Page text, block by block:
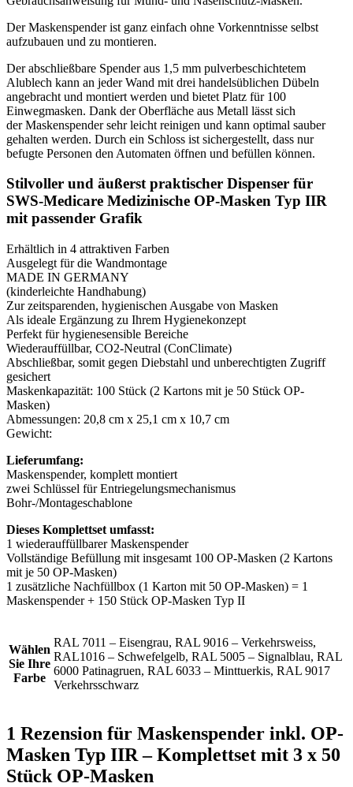
Der Maskenspender ist ganz einfach ohne Vorkenntnisse selbst
aufzubauen und zu montieren.
Der abschließbare Spender aus 1,5 mm pulverbeschichtetem
Alublech kann an jeder Wand mit drei handelsüblichen Dübeln
angebracht und montiert werden und bietet Platz für 100
Einwegmasken. Dank der Oberfläche aus Metall lässt sich
der Maskenspender sehr leicht reinigen und kann optimal sauber
gehalten werden. Durch ein Schloss ist sichergestellt, dass nur
befugte Personen den Automaten öffnen und befüllen können.
Stilvoller und äußerst praktischer Dispenser für
SWS-Medicare Medizinische OP-Masken Typ IIR
mit passender Grafik
Erhältlich in 4 attraktiven Farben
Ausgelegt für die Wandmontage
MADE IN GERMANY
(kinderleichte Handhabung)
Zur zeitsparenden, hygienischen Ausgabe von Masken
Als ideale Ergänzung zu Ihrem Hygienekonzept
Perfekt für hygienesensible Bereiche
Wiederauffüllbar, CO2-Neutral (ConClimate)
Abschließbar, somit gegen Diebstahl und unberechtigten Zugriff
gesichert
Maskenkapazität: 100 Stück (2 Kartons mit je 50 Stück OP-
Masken)
Abmessungen: 20,8 cm x 25,1 cm x 10,7 cm
Gewicht:
Lieferumfang:
Maskenspender, komplett montiert
zwei Schlüssel für Entriegelungsmechanismus
Bohr-/Montageschablone
Dieses Komplettset umfasst:
1 wiederauffüllbarer Maskenspender
Vollständige Befüllung mit insgesamt 100 OP-Masken (2 Kartons
mit je 50 OP-Masken)
1 zusätzliche Nachfüllbox (1 Karton mit 50 OP-Masken) = 1
Maskenspender + 150 Stück OP-Masken Typ II
Wählen
Sie Ihre
Farbe
RAL 7011 – Eisengrau, RAL 9016 – Verkehrsweiss,
RAL1016 – Schwefelgelb, RAL 5005 – Signalblau, RAL
6000 Patinagruen, RAL 6033 – Minttuerkis, RAL 9017
Verkehrsschwarz
1 Rezension für Maskenspender inkl. OP-
Masken Typ IIR – Komplettset mit 3 x 50
Stück OP-Masken